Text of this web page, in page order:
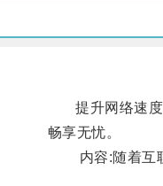
提升网络速度
畅享无忧。
内容:随着互联